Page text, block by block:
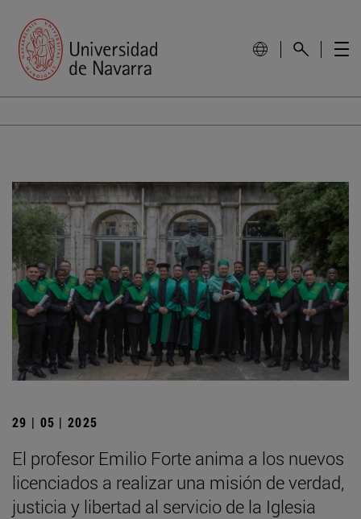
29 | 05 | 2025
El profesor Emilio Forte anima a los nuevos
licenciados a realizar una misión de verdad,
justicia y libertad al servicio de la Iglesia